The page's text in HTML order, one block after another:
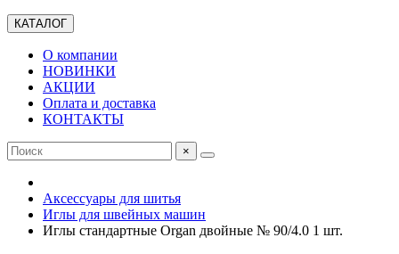
КАТАЛОГ
О компании
НОВИНКИ
АКЦИИ
Оплата и доставка
КОНТАКТЫ
×
Аксессуары для шитья
Иглы для швейных машин
Иглы стандартные Organ двойные № 90/4.0 1 шт.